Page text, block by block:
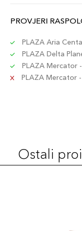
PROVJERI
PLAZA Aria
PLAZA Delta
PLAZA Mercator
PLAZA Mercator
Ostali